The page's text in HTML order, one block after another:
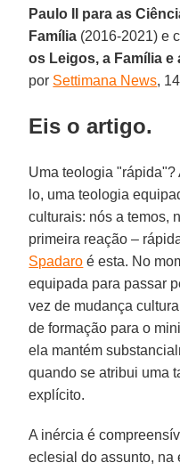
Paulo II para as
Família (2016-2021) e
os Leigos, a Família e
por Settimana News,
Eis o artigo.
Uma teologia "rápida"?
lo, uma teologia
culturais: nós a temos,
primeira reação –
Spadaro é esta. No
equipada para passar
vez de mudança
de formação para o
ela mantém
quando se atribui uma
explícito.
A inércia é
eclesial do assunto, na